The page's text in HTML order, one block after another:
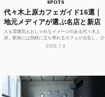
SPOTS
代々木上原カフェガイド16選｜
地元メディアが選ぶ名店と新店
人も雰囲気もおしゃれなイメージのある代々木上
原。駅前には気軽に立ち寄れるカフェが点在し、少
し歩けば、コーヒーやスイーツ、空間づくりにこだ
2026.7.9